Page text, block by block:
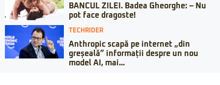
BANCUL ZILEI. Badea Gheorghe: – Nu
pot face dragoste!
TECHRIDER
Anthropic scapă pe internet „din
greșeală” informații despre un nou
model AI, mai...